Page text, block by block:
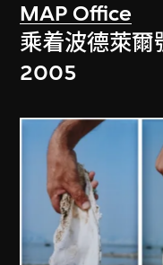
MAP Office
乘着波德萊爾
2005